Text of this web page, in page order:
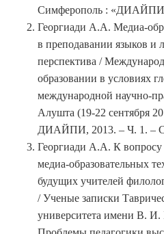
Симферополь :
Георгиади А.А. Медиа-
в преподавании языков и
перспектива /
образовании в условиях
международной научно-
Алушта (19-22 сентября
ДИАЙПИ, 2013. – Ч. 1. –
Георгиади А.А. К вопросу
медиа-образовательных
будущих учителей
/ Ученые записки
университета имени В. И.